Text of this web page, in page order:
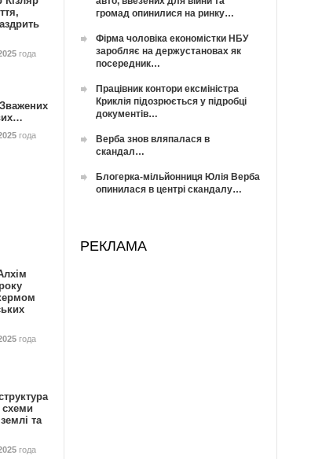
года
года
года
схеми
та
года
громад опинилися на ринку…
Фірма чоловіка економістки НБУ
заробляє на держустановах як
посередник…
Працівник контори ексміністра
Криклія підозрюється у підробці
документів…
Верба знов вляпалася в
скандал…
Блогерка-мільйонниця Юлія Верба
опинилася в центрі скандалу…
РЕКЛАМА